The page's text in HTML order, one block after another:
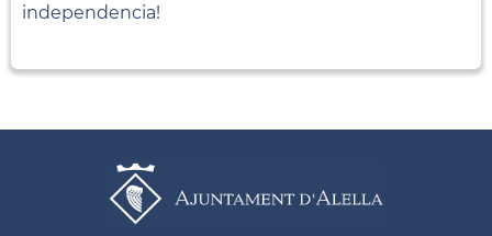
independencia!